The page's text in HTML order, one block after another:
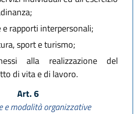
rapporti interpersonali;
sport e turismo;
alla realizzazione del
di vita e di lavoro.
Art. 6
e modalità organizzative